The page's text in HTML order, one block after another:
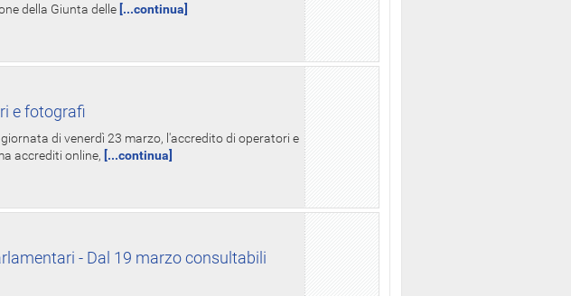
della Giunta delle [...continua]
e fotografi
di venerdì 23 marzo, l'accredito di operatori e
accrediti online, [...continua]
- Dal 19 marzo consultabili